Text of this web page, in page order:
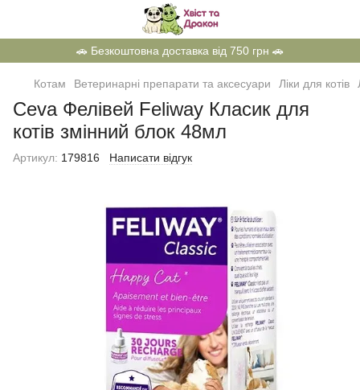
🚗 Безкоштовна доставка від 750 грн 🚗
Котам Ветеринарні препарати та аксесуари Ліки для котів
Ceva Фелівей Feliway Класик для
котів змінний блок 48мл
Артикул: 179816 Написати відгук